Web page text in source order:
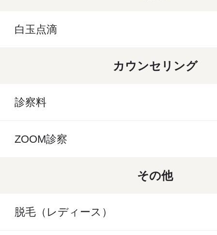
白玉点滴
カウンセリング
診察料
ZOOM診察
その他
脱毛（レディース）